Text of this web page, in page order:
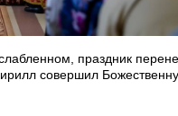
праздник
совершил